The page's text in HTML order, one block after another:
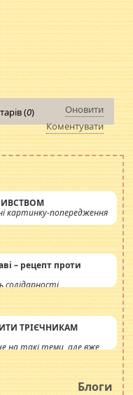
(0)
Оновити
Коментувати
картинку-попередження
– рецепт проти
солідарності
ТРІЄЧНИКАМ
на такі теми, але вже
інсенуації
Штучно
катастрофа.
Блоги